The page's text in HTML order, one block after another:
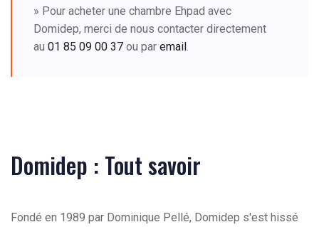
» Pour acheter une chambre Ehpad avec
Domidep, merci de nous contacter directement
au 01 85 09 00 37 ou par email
Domidep : Tout savoir
Fondé en 1989 par Dominique Pellé, Domidep s'est hissé